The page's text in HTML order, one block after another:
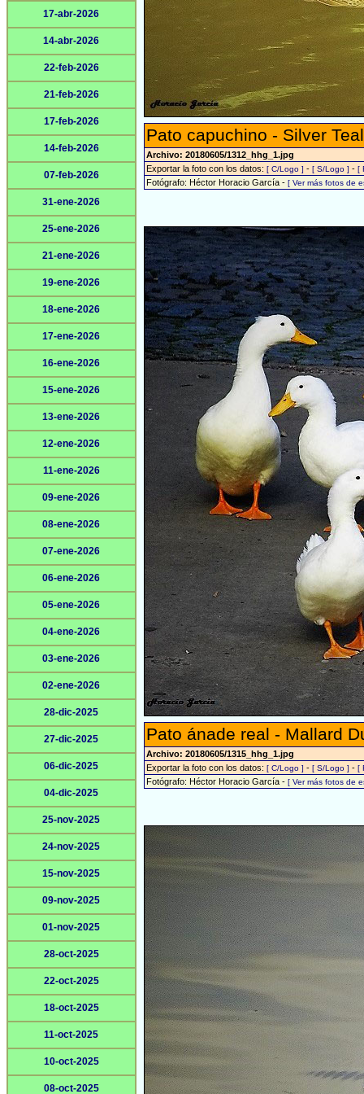
17-abr-2026
14-abr-2026
22-feb-2026
21-feb-2026
17-feb-2026
14-feb-2026
07-feb-2026
31-ene-2026
25-ene-2026
21-ene-2026
19-ene-2026
18-ene-2026
17-ene-2026
16-ene-2026
15-ene-2026
13-ene-2026
12-ene-2026
11-ene-2026
09-ene-2026
08-ene-2026
07-ene-2026
06-ene-2026
05-ene-2026
04-ene-2026
03-ene-2026
02-ene-2026
28-dic-2025
27-dic-2025
06-dic-2025
04-dic-2025
25-nov-2025
24-nov-2025
15-nov-2025
09-nov-2025
01-nov-2025
28-oct-2025
22-oct-2025
18-oct-2025
11-oct-2025
10-oct-2025
08-oct-2025
Pato capuchino - Silver
Archivo: 20180605/1312_hhg_1.jpg
Exportar la foto con los datos: [ C/Logo ] - [ S/Logo ] - [
Fotógrafo: Héctor Horacio García - [ Ver más fotos de
Pato ánade real - Mallard
Archivo: 20180605/1315_hhg_1.jpg
Exportar la foto con los datos: [ C/Logo ] - [ S/Logo ] - [
Fotógrafo: Héctor Horacio García - [ Ver más fotos de